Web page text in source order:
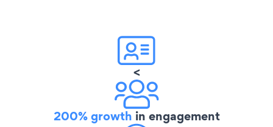
<
200% growth in engagement